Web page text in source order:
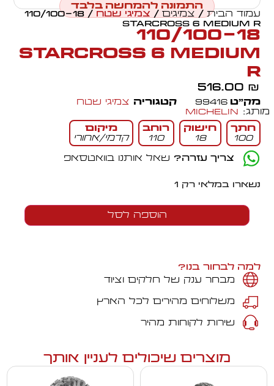
התמונה להמחשה בלבד
עמוד הבית/ צמיגים / צמיגי שטח
/ 110/100-18
STARCROSS 6 MEDIUM R
110/100-18
STARCROSS 6 MEDIUM
R
516.00 ₪
מק״ט99416 קטגוריה צמיגי שטח
מותג: Michelin
חתך
100
חישוק
18
רוחב
110
מיקום
קדמי/אחורי
צריך עזרה? שאל אותנו בוואטסאפ
נשארו במלאי רק 1
הוספה לסל
למה לבחור בנו?
מבחר ענק של חלקים וציוד
משלוחים מהירים לכל הארץ
שירות לקוחות מהיר
מוצרים שיכולים לעניין אותך